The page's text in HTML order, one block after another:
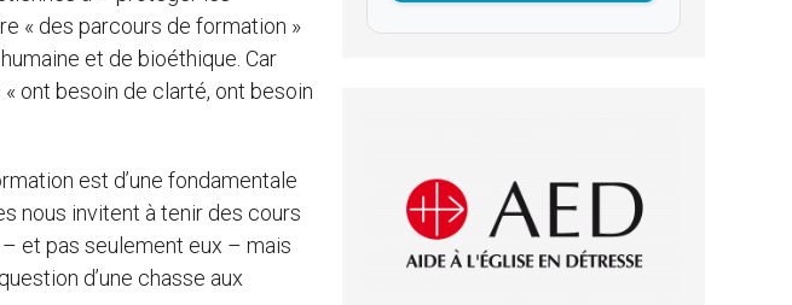
« des parcours de formation »
et de bioéthique. Car
ont besoin de clarté, ont besoin
est d’une fondamentale
nous invitent à tenir des cours
et pas seulement eux – mais
d’une chasse aux